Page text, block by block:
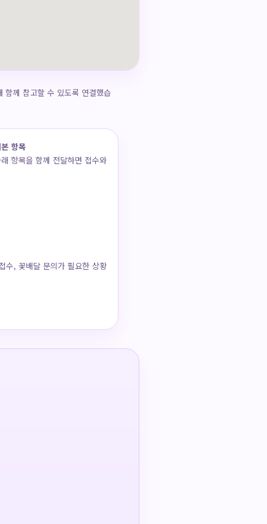
함께 참고할 수 있도록 연결했습
항목
항목을 함께 전달하면 접수와
수, 꽃배달 문의가 필요한 상황